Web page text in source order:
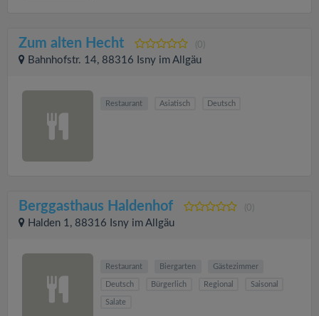
Zum alten Hecht (0)
Bahnhofstr. 14, 88316 Isny im Allgäu
Restaurant Asiatisch Deutsch
Berggasthaus Haldenhof (0)
Halden 1, 88316 Isny im Allgäu
Restaurant Biergarten Gästezimmer
Deutsch Bürgerlich Regional Saisonal
Salate